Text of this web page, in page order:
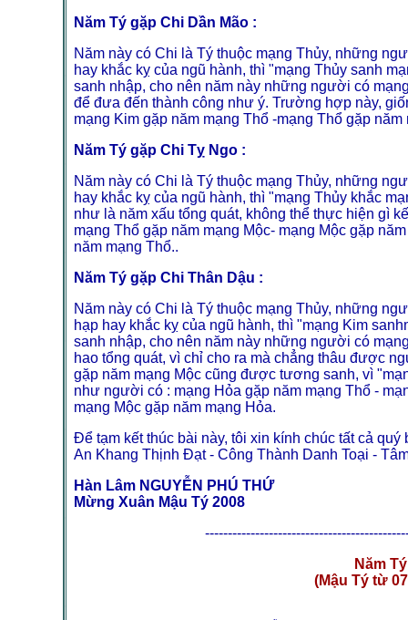
Năm Tý gặp Chi Dần Mão :
Năm này có Chi là Tý thuộc mạng Thủy, những
hay khắc kỵ của ngũ hành, thì "mạng Thủy sanh
sanh nhập, cho nên năm này những người có
để đưa đến thành công như ý. Trường hợp này,
mạng Kim gặp năm mạng Thổ -mạng Thổ gặp
Năm Tý gặp Chi Tỵ Ngo :
Năm này có Chi là Tý thuộc mạng Thủy, những
hay khắc kỵ của ngũ hành, thì "mạng Thủy khắc
như là năm xấu tổng quát, không thể thực hiện gì
mạng Thổ gặp năm mạng Mộc- mạng Mộc gặp
năm mạng Thổ..
Năm Tý gặp Chi Thân Dậu :
Năm này có Chi là Tý thuộc mạng Thủy, những
hạp hay khắc kỵ của ngũ hành, thì "mạng Kim
sanh nhập, cho nên năm này những người có
hao tổng quát, vì chỉ cho ra mà chẳng thâu được
gặp năm mạng Mộc cũng được tương sanh, vì
như người có : mạng Hỏa gặp năm mạng Thổ -
mạng Mộc gặp năm mạng Hỏa.
Để tạm kết thúc bài này, tôi xin kính chúc tất cả
An Khang Thịnh Đạt - Công Thành Danh Toại -
Hàn Lâm NGUYỄN PHÚ THỨ
Mừng Xuân Mậu Tý 2008
Năm
(Mậu Tý từ